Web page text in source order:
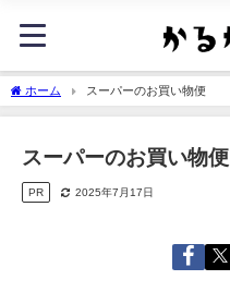
ホーム スーパーのお買い物便
スーパーのお買い物便
PR 2025年7月17日